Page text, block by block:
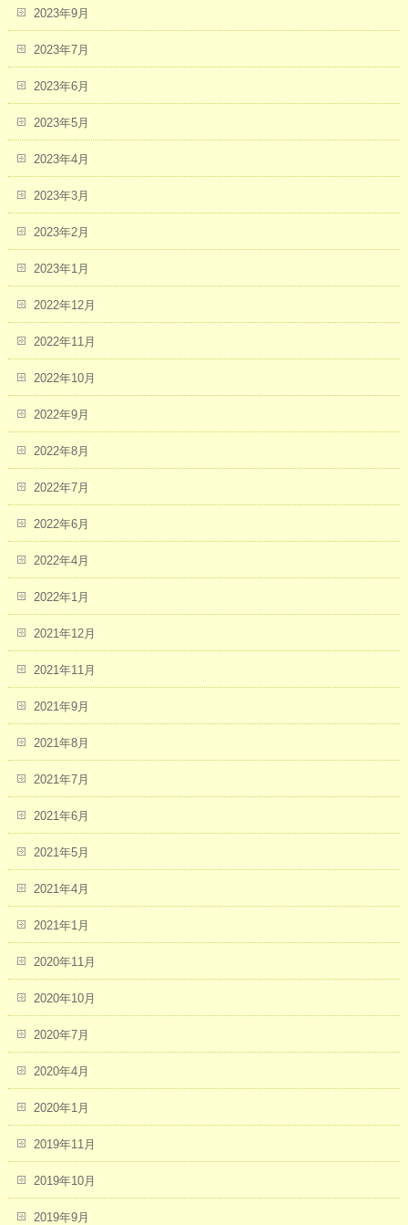
2023年9月
2023年7月
2023年6月
2023年5月
2023年4月
2023年3月
2023年2月
2023年1月
2022年12月
2022年11月
2022年10月
2022年9月
2022年8月
2022年7月
2022年6月
2022年4月
2022年1月
2021年12月
2021年11月
2021年9月
2021年8月
2021年7月
2021年6月
2021年5月
2021年4月
2021年1月
2020年11月
2020年10月
2020年7月
2020年4月
2020年1月
2019年11月
2019年10月
2019年9月